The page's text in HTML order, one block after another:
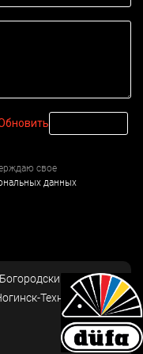
свое
данных
г.
Технопарк»,